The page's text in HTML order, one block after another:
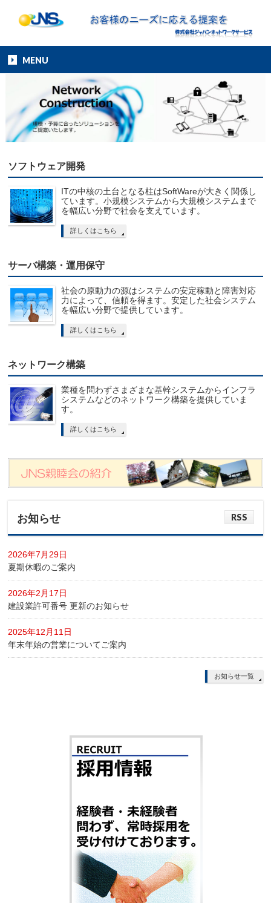
MENU
ソフトウェア開発
ITの中核の土台となる柱はSoftWareが大きく関係し
ています。小規模システムから大規模システムまで
を幅広い分野で社会を支えています。
詳しくはこちら
サーバ構築・運用保守
社会の原動力の源はシステムの安定稼動と障害対応
力によって、信頼を得ます。安定した社会システム
を幅広い分野で提供しています。
詳しくはこちら
ネットワーク構築
業種を問わずさまざまな基幹システムからインフラ
システムなどのネットワーク構築を提供していま
す。
詳しくはこちら
お知らせ RSS
2026年7月29日
夏期休暇のご案内
2026年2月17日
建設業許可番号 更新のお知らせ
2025年12月11日
年末年始の営業についてご案内
お知らせ一覧